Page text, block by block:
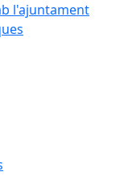
l'ajuntament